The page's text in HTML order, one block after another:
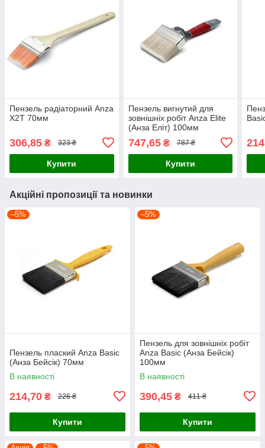
Пензель радіаторний Anza
X2T 70мм
306,85 ₴ 323 ₴
Купити
Пензель вигнутий для
зовнішніх робіт Anza Elite
(Анза Еліт) 100мм
747,65₴ 787 ₴
Купити
Акційні пропозиції та новинки
–5%
Пензель плаский Anza Basic
(Анза Бейсік) 70мм
В наявності
214,70 ₴ 226 ₴
Купити
–5%
Пензель для зовнішніх робіт
Anza Basic (Анза Бейсік)
100мм
В наявності
390,45 ₴ 411 ₴
Купити